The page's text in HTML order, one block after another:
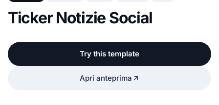
Ticker Notizie Social
Try this template
Apri anteprima